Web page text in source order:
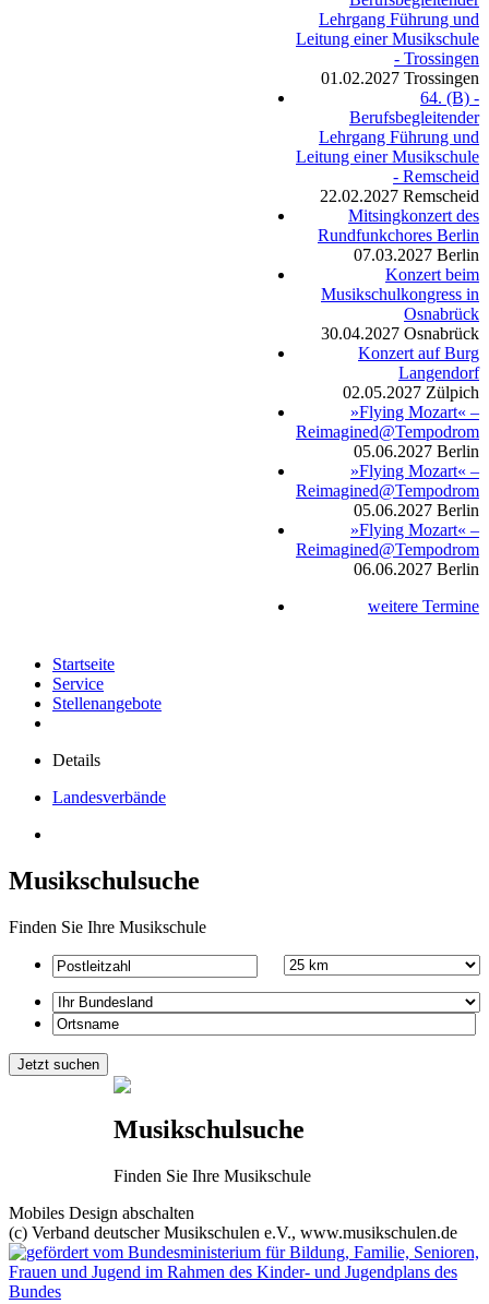
Lehrgang Führung und
Leitung einer Musikschule
- Trossingen
01.02.2027 Trossingen
64. (B) -
Berufsbegleitender
Lehrgang Führung und
Leitung einer Musikschule
- Remscheid
22.02.2027 Remscheid
Mitsingkonzert des
Rundfunkchores Berlin
07.03.2027 Berlin
Konzert beim
Musikschulkongress in
Osnabrück
30.04.2027 Osnabrück
Konzert auf Burg
Langendorf
02.05.2027 Zülpich
»Flying Mozart« –
Reimagined@Tempodrom
05.06.2027 Berlin
»Flying Mozart« –
Reimagined@Tempodrom
05.06.2027 Berlin
»Flying Mozart« –
Reimagined@Tempodrom
06.06.2027 Berlin
weitere Termine
Startseite
Service
Stellenangebote
Details
Landesverbände
Musikschulsuche
Finden Sie Ihre Musikschule
Musikschulsuche
Finden Sie Ihre Musikschule
Mobiles Design abschalten
(c) Verband deutscher Musikschulen e.V., www.musikschulen.de